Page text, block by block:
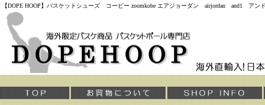
【DOPE HOOP】バスケットシューズ コービー zoomkobe エアジョーダン airjordan and1